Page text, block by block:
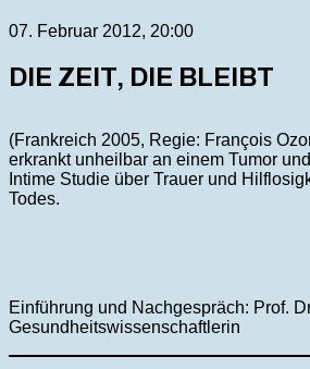
07. Februar 2012, 20:00
DIE ZEIT, DIE BLEIBT
(Frankreich 2005, Regie: François
erkrankt unheilbar an einem Tumor
Intime Studie über Trauer und
Todes.
Einführung und Nachgespräch: Prof.
Gesundheitswissenschaftlerin